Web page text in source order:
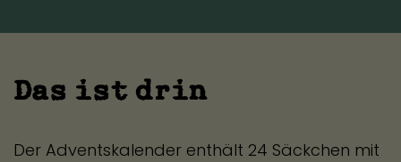
Das ist drin
Der Adventskalender enthält 24 Säckchen mit